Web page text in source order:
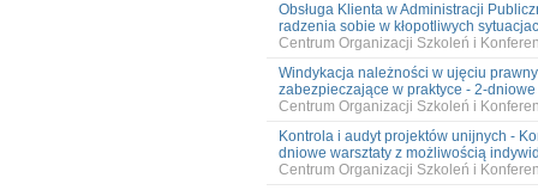
Obsługa Klienta w Administracji
radzenia sobie w kłopotliwych
Centrum Organizacji Szkoleń i
Windykacja należności w ujęciu
zabezpieczające w praktyce - 2-
Centrum Organizacji Szkoleń i
Kontrola i audyt projektów unijnych -
dniowe warsztaty z możliwością
Centrum Organizacji Szkoleń i